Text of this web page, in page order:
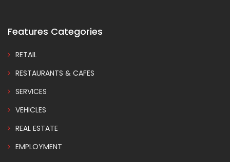
Features Categories
RETAIL
RESTAURANTS & CAFES
SERVICES
VEHICLES
REAL ESTATE
EMPLOYMENT